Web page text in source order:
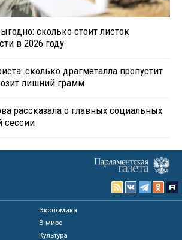
сколько стоит листок
в 2026 году
сколько драгметалла пропустит
лишний грамм
рассказала о главных социальных
сессии
Экономика
В мире
Культура